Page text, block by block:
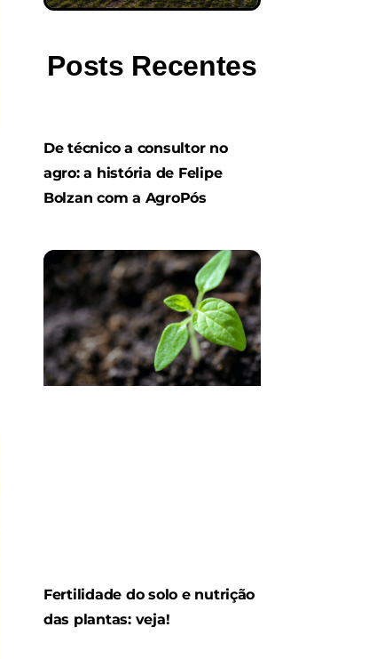
Posts Recentes
De técnico a consultor no
agro: a história de Felipe
Bolzan com a AgroPós
Fertilidade do solo e nutrição
das plantas: veja!